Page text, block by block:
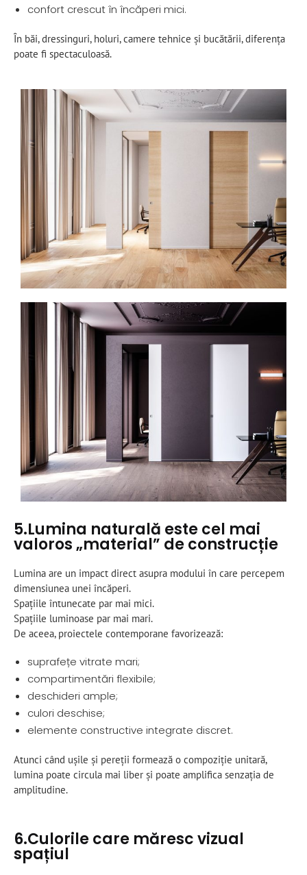
confort crescut în încăperi mici.
În băi, dressinguri, holuri, camere tehnice și bucătării, diferența
poate fi spectaculoasă.
5.Lumina naturală este cel mai
valoros „material” de construcție
Lumina are un impact direct asupra modului în care percepem
dimensiunea unei încăperi.
Spațiile întunecate par mai mici.
Spațiile luminoase par mai mari.
De aceea, proiectele contemporane favorizează:
suprafețe vitrate mari;
compartimentări flexibile;
deschideri ample;
culori deschise;
elemente constructive integrate discret.
Atunci când ușile și pereții formează o compoziție unitară,
lumina poate circula mai liber și poate amplifica senzația de
amplitudine.
6.Culorile care măresc vizual
spațiul